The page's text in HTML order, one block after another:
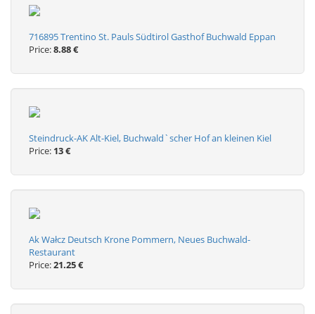
716895 Trentino St. Pauls Südtirol Gasthof Buchwald Eppan
Price:8.88 €
Steindruck-AK Alt-Kiel, Buchwald`scher Hof an kleinen Kiel
Price: 13 €
Ak Wałcz Deutsch Krone Pommern, Neues Buchwald-
Restaurant
Price:21.25 €